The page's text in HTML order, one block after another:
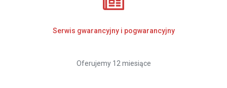
Serwis gwarancyjny i pogwarancyjny
Oferujemy 12 miesiące